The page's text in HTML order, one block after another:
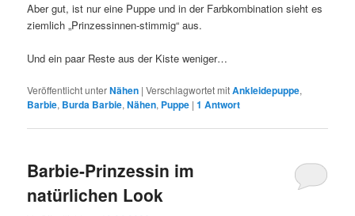
Aber gut, ist nur eine Puppe und in der Farbkombination sieht es
ziemlich „Prinzessinnen-stimmig“ aus.
Und ein paar Reste aus der Kiste weniger…
Veröffentlicht unterNähen |Verschlagwortet mitAnkleidepuppe,
Barbie, Burda Barbie,Nähen, Puppe |1 Antwort
Barbie-Prinzessin im
natürlichen Look